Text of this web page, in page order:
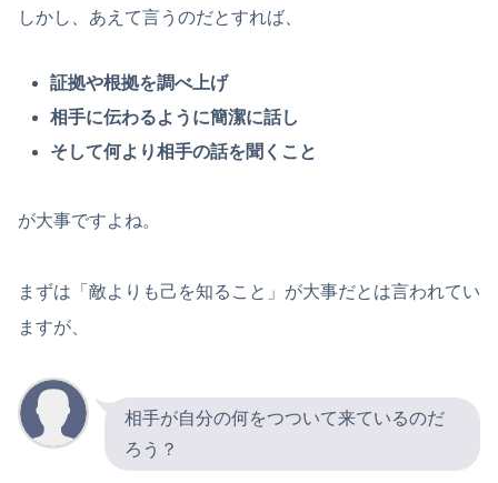
しかし、あえて言うのだとすれば、
証拠や根拠を調べ上げ
相手に伝わるように簡潔に話し
そして何より相手の話を聞くこと
が大事ですよね。
まずは「敵よりも己を知ること」が大事だとは言われてい
ますが、
相手が自分の何をつついて来ているのだ
ろう？